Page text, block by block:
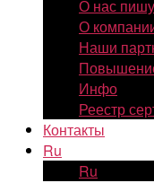
О нас
О
Наши
Инфо
Реестр
Контакты
Ru
Ru